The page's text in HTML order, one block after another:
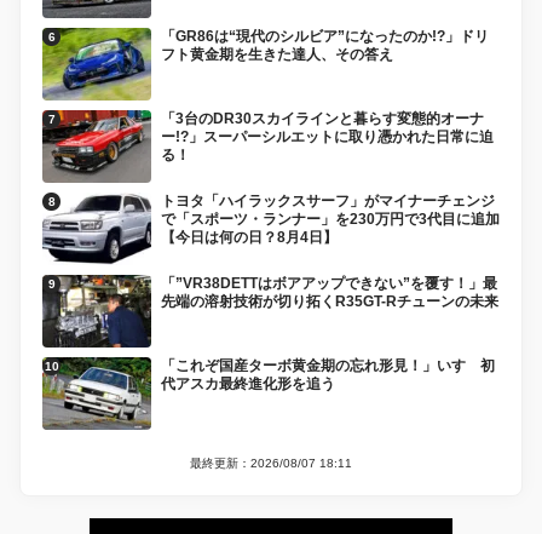
「GR86は“現代のシルビア”になったのか!?」ドリ
フト黄金期を生きた達人、その答え
「3台のDR30スカイラインと暮らす変態的オーナ
ー!?」スーパーシルエットに取り憑かれた日常に迫
る！
トヨタ「ハイラックスサーフ」がマイナーチェンジ
で「スポーツ・ランナー」を230万円で3代目に追加
【今日は何の日？8月4日】
「”VR38DETTはボアアップできない”を覆す！」最
先端の溶射技術が切り拓くR35GT-Rチューンの未来
「これぞ国産ターボ黄金期の忘れ形見！」いすゞ初
代アスカ最終進化形を追う
最終更新：2026/08/07 18:11